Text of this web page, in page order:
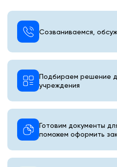
Созваниваемся,
Подбираем решение
учреждения
Готовим документы
поможем оформить